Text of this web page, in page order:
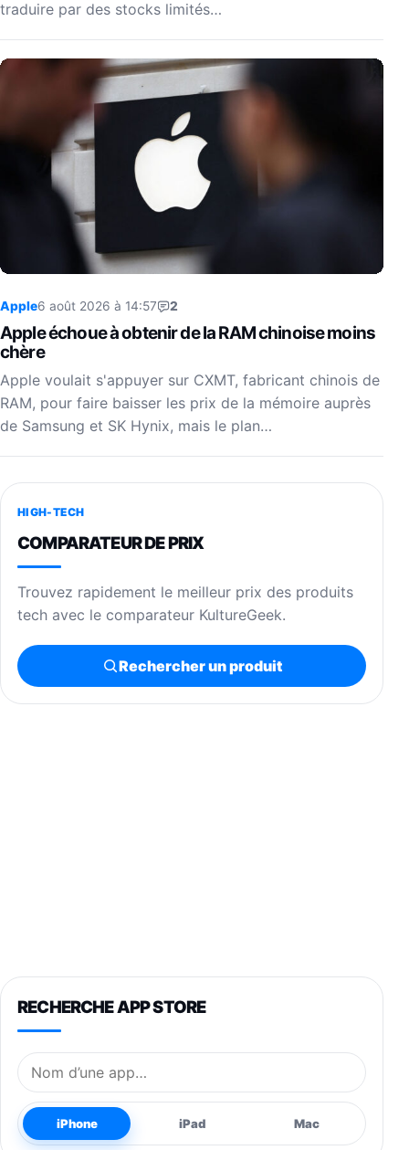
traduire par des stocks limités…
Apple6 août 2026 à 14:57 2
Apple échoue à obtenir de la RAM chinoise moins
chère
Apple voulait s'appuyer sur CXMT, fabricant chinois de
RAM, pour faire baisser les prix de la mémoire auprès
de Samsung et SK Hynix, mais le plan…
HIGH-TECH
COMPARATEUR DE PRIX
Trouvez rapidement le meilleur prix des produits
tech avec le comparateur KultureGeek.
Rechercher un produit
RECHERCHE APP STORE
Nom de l’application
iPhone iPad Mac